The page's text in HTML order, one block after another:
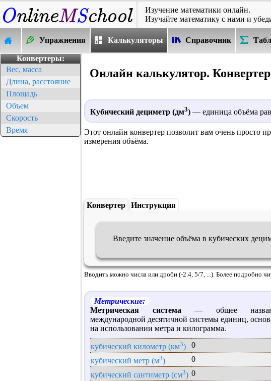
Изучение математики онлайн.
Изучайте математику с нами и
Упражнения Калькуляторы Справочник
Конвертеры:
Вес, масса
Длина, расстояние
Площадь
Объем
Скорость
Время
Онлайн калькулятор.
Кубический дециметр (дм3) — единица объёма
Этот онлайн конвертер позволит вам очень просто
измерения объёма.
Конвертер Инструкция
Введите значение объёма в кубических
Вводить можно числа или дроби (-2.4, 5/7, ...). Более подробно
Метрические:
Метрическая система — общее
международной десятичной системы единиц,
на использовании метра и килограмма.
кубический километр (км3)
0
кубический метр (м3)
0
кубический сантиметр (см3) 0